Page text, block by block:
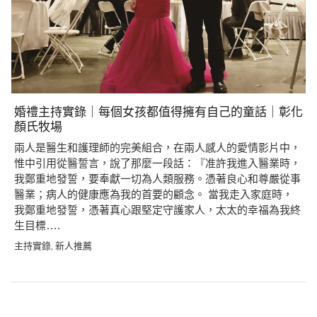
婚禮主持實錄｜每個女孩都值得擁有自己的童話｜彰化
顏氏牧場
兩人是醫生和護理師的完美組合，在兩人感人的愛情影片中，
惟中引用從醫誓言，說了那麼一段話：『准許我進入醫業時，
我鄭重地發誓，要奉獻一切為人類服務。憑著良心和尊嚴從事
醫業；病人的健康應為我的首要的顧念。 當我走入家庭時，
我鄭重地發誓，憑著真心跟堅定守護家人，太太的幸福為我終
生目標….
主持實錄 新人推薦